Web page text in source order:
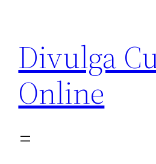
conteúdo
Divulga
Online